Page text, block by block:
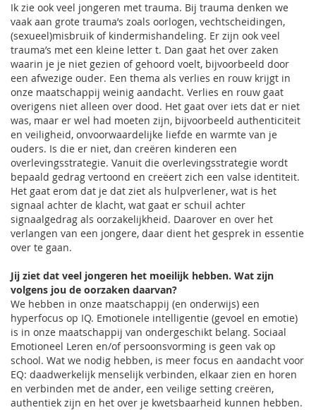
Ik zie ook veel jongeren met trauma. Bij trauma denken we
vaak aan grote trauma’s zoals oorlogen, vechtscheidingen,
(sexueel)misbruik of kindermishandeling. Er zijn ook veel
trauma’s met een kleine letter t. Dan gaat het over zaken
waarin je je niet gezien of gehoord voelt, bijvoorbeeld door
een afwezige ouder. Een thema als verlies en rouw krijgt in
onze maatschappij weinig aandacht. Verlies en rouw gaat
overigens niet alleen over dood. Het gaat over iets dat er niet
was, maar er wel had moeten zijn, bijvoorbeeld authenticiteit
en veiligheid, onvoorwaardelijke liefde en warmte van je
ouders. Is die er niet, dan creëren kinderen een
overlevingsstrategie. Vanuit die overlevingsstrategie wordt
bepaald gedrag vertoond en creëert zich een valse identiteit.
Het gaat erom dat je dat ziet als hulpverlener, wat is het
signaal achter de klacht, wat gaat er schuil achter
signaalgedrag als oorzakelijkheid. Daarover en over het
verlangen van een jongere, daar dient het gesprek in essentie
over te gaan.
Jij ziet dat veel jongeren het moeilijk hebben. Wat zijn
volgens jou de oorzaken daarvan?
We hebben in onze maatschappij (en onderwijs) een
hyperfocus op IQ. Emotionele intelligentie (gevoel en emotie)
is in onze maatschappij van ondergeschikt belang. Sociaal
Emotioneel Leren en/of persoonsvorming is geen vak op
school. Wat we nodig hebben, is meer focus en aandacht voor
EQ: daadwerkelijk menselijk verbinden, elkaar zien en horen
en verbinden met de ander, een veilige setting creëren,
authentiek zijn en het over je kwetsbaarheid kunnen hebben.